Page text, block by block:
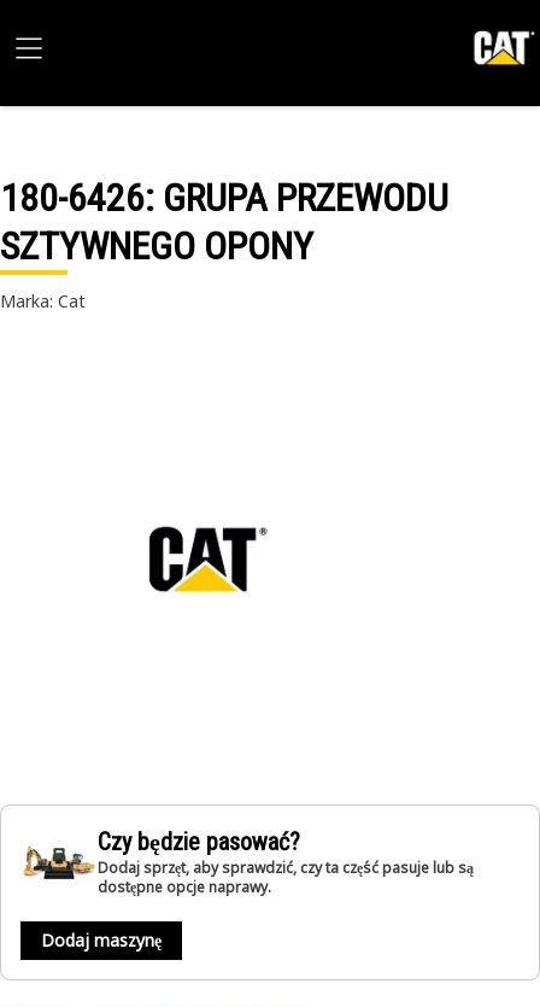
180-6426: GRUPA PRZEWODU
SZTYWNEGO OPONY
Marka: Cat
Czy będzie pasować?
Dodaj sprzęt, aby sprawdzić, czy ta część pasuje lub są
dostępne opcje naprawy.
Dodaj maszynę